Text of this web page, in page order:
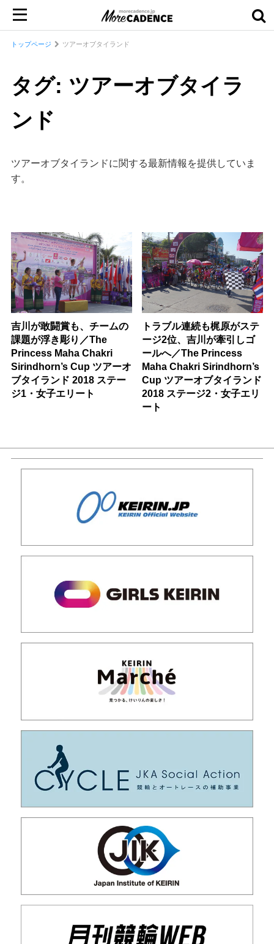
トップページ ツアーオブタイランド
タグ: ツアーオブタイラ
ンド
ツアーオブタイランドに関する最新情報を提供していま
す。
吉川が敢闘賞も、チームの
課題が浮き彫り／The
Princess Maha Chakri
Sirindhorn’s Cup ツアーオ
ブタイランド 2018 ステー
ジ1・女子エリート
トラブル連続も梶原がステ
ージ2位、吉川が牽引しゴ
ールへ／The Princess
Maha Chakri Sirindhorn’s
Cup ツアーオブタイランド
2018 ステージ2・女子エリ
ート